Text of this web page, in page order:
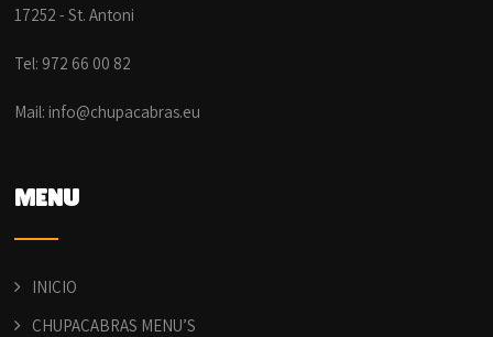
17252 - St. Antoni
Tel: 972 66 00 82
Mail: info@chupacabras.eu
MENU
INICIO
CHUPACABRAS MENU’S